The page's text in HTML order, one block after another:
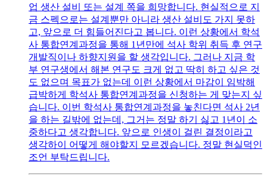
업 생산 설비 또는 설계 쪽을 희망합니다. 현실적으로 지
금 스펙으로는 설계뿐만 아니라 생산 설비도 가지 못하
고, 앞으로 더 힘들어진다고 봅니다. 이런 상황에서 학석
사 통합연계과정을 통해 1년만에 석사 학위 취득 후 연구
개발직이나 하향지원을 할 생각입니다. 그러나 지금 학
부 연구생에서 해본 연구도 크게 없고 딱히 하고 싶은 것
도 없으며 목표가 없는데 이런 상황에서 마감이 임박해
급박하게 학석사 통합연계과정을 신청하는 게 맞는지 싶
습니다. 이번 학석사 통합연계과정을 놓친다면 석사 2년
을 하는 길밖에 없는데, 그거는 정말 하기 싫고 1년이 소
중하다고 생각합니다. 앞으로 인생이 걸린 결정이라고
생각하이 어떻게 해야할지 모르겠습니다. 정말 현실덕인
조언 부탁드립니다.